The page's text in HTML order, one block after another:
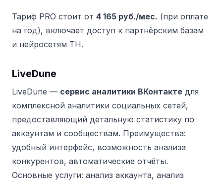
Тариф PRO стоит от 4 165 руб./мес. (при оплате
на год), включает доступ к партнёрским базам
и нейросетям TH.
LiveDune
LiveDune — сервис аналитики ВКонтакте для
комплексной аналитики социальных сетей,
предоставляющий детальную статистику по
аккаунтам и сообществам. Преимущества:
удобный интерфейс, возможность анализа
конкурентов, автоматические отчёты.
Основные услуги: анализ аккаунта, анализ